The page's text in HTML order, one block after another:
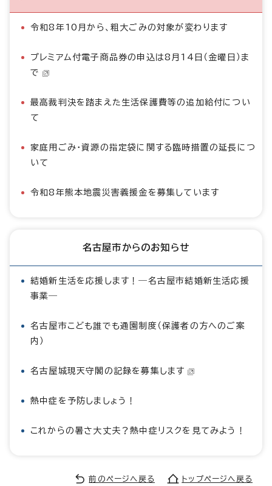
令和8年10月から、粗大ごみの対象が変わります
プレミアム付電子商品券の申込は8月14日（金曜日）ま
で
最高裁判決を踏まえた生活保護費等の追加給付につい
て
家庭用ごみ・資源の指定袋に関する臨時措置の延長につ
いて
令和8年熊本地震災害義援金を募集しています
名古屋市からのお知らせ
結婚新生活を応援します！―名古屋市結婚新生活応援
事業―
名古屋市こども誰でも通園制度（保護者の方へのご案
内）
名古屋城現天守閣の記録を募集します
熱中症を予防しましょう！
これからの暑さ大丈夫？熱中症リスクを見てみよう！
前のページへ戻る トップページへ戻る